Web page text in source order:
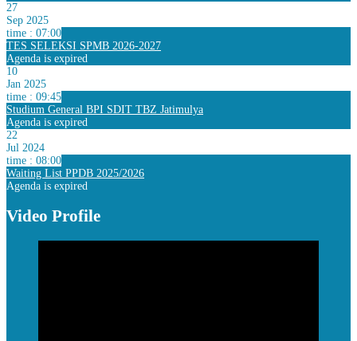
27
Sep 2025
time : 07:00
TES SELEKSI SPMB 2026-2027
Agenda is expired
10
Jan 2025
time : 09:45
Studium General BPI SDIT TBZ Jatimulya
Agenda is expired
22
Jul 2024
time : 08:00
Waiting List PPDB 2025/2026
Agenda is expired
Video Profile